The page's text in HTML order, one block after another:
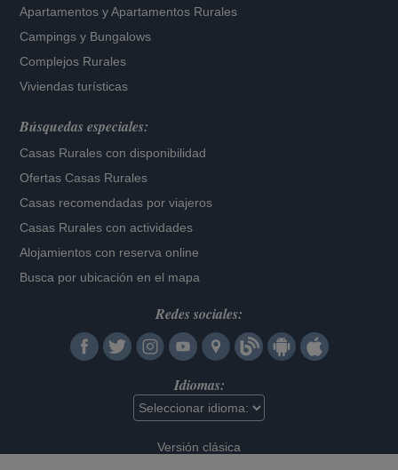
Apartamentos yApartamentos Rurales
Campings y Bungalows
Complejos Rurales
Viviendas turísticas
Búsquedas especiales:
Casas Rurales con disponibilidad
Ofertas Casas Rurales
Casas recomendadas por viajeros
Casas Rurales con actividades
Alojamientos con reserva online
Busca por ubicación en el mapa
Redes sociales:
Idiomas:
Versión clásica